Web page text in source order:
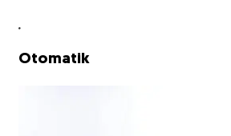
Otomatik